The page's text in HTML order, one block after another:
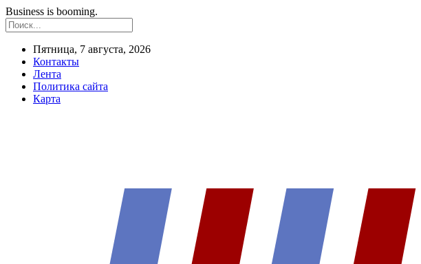
Business is booming.
Пятница, 7 августа, 2026
Контакты
Лента
Политика сайта
Карта